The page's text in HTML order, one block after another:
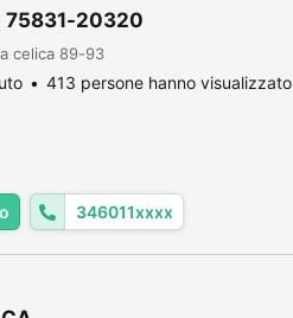
75831-20320
celica 89-93
413 persone hanno visualizzato
346011xxxx